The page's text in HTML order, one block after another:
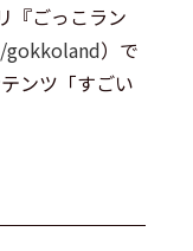
『ごっこラン
）で
ンツ「すごい